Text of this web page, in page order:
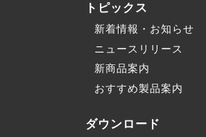
トピックス
新着情報・お知らせ
ニュースリリース
新商品案内
おすすめ製品案内
ダウンロード